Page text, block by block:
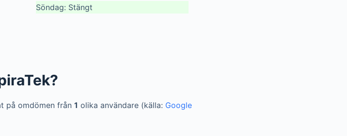
Söndag: Stängt
på omdömen från 1 olika användare (källa: Google